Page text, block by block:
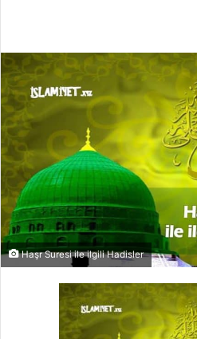
Haşr Suresi ile ilgili Hadisler